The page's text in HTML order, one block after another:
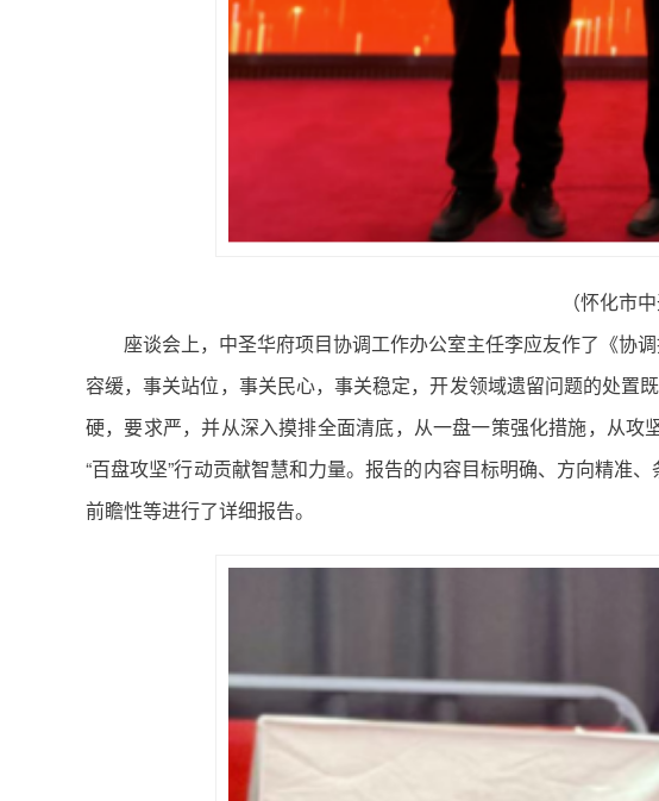
（怀化市
座谈会上，中圣华府项目协调工作办公室主任李应友作了《协
容缓，事关站位，事关民心，事关稳定，开发领域遗留问题的处置
硬，要求严，并从深入摸排全面清底，从一盘一策强化措施，从
“百盘攻坚”行动贡献智慧和力量。报告的内容目标明确、方向精准
前瞻性等进行了详细报告。